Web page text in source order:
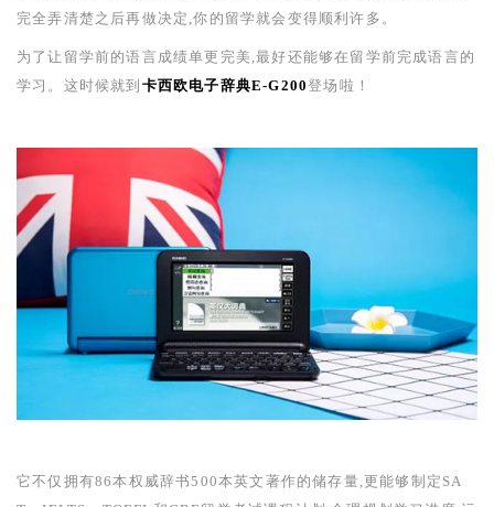
完全弄清楚之后再做决定,你的留学就会变得顺利许多。
为了让留学前的语言成绩单更完美,最好还能够在留学前完成语言的
学习。这时候就到 卡西欧电子辞典E-G200登场啦！
它不仅拥有86本权威辞书500本英文著作的储存量,更能够制定 SA